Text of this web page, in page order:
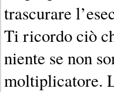
trascurare
Ti ricordo ciò
niente se non
moltiplicatore.